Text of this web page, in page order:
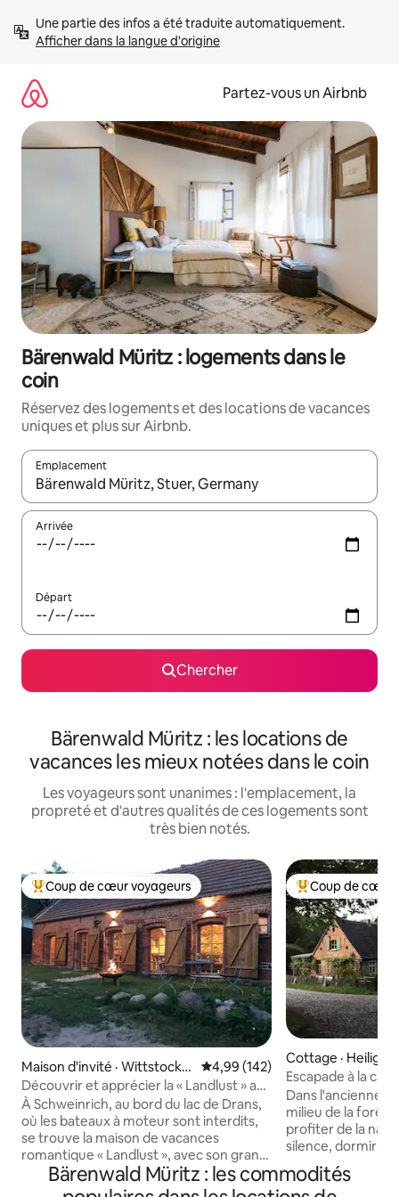
directement
Afficher dans la langue d'origine
Partez-vous un Airbnb
Bärenwald Müritz : logements dans le
coin
Réservez des logements et des locations de vacances
uniques et plus sur Airbnb.
Emplacement
Quand les résultats sont affichés, parcourez-les en utilisant
Arrivée
Départ
Chercher
Bärenwald Müritz : les locations de
vacances les mieux notées dans le coin
Les voyageurs sont unanimes : l'emplacement, la
propreté et d'autres qualités de ces logements sont
très bien notés.
Coup de cœur voyageurs parmi les plus aimés
Coup de cœur voyageurs
Maison d'invité · Wittstock,
Ortsteil Schweinrich
Note moyenne de 4,99 sur 5,
4,99 (142)
Découvrir et apprécier la « Landlust » au
lac de Dransen
À Schweinrich, au bord du lac de Drans,
où les bateaux à moteur sont interdits,
se trouve la maison de vacances
romantique « Landlust », avec son grand
jardin idyllique, à 100 mètres de la zone
de baignade. Hangar à bateaux avec
Coup de cœur
Coup de cœur
Cottage ·
Escapade à la
« Forsthaus Hohe
Dans l'ancienne
milieu de la forêt,
profiter de la
silence, dormir
les batteries. Des
campagne à l'état pur ! Tu
Bärenwald Müritz : les commodités